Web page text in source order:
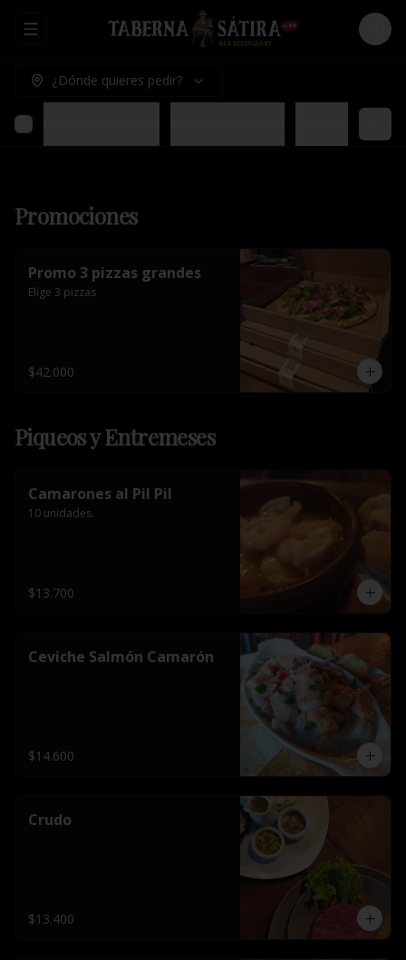
Abrir menu de navegación Login
¿Dónde quieres pedir?
Promociones
Promo 3 pizzas grandes
Elige 3 pizzas
$42.000
Piqueos y Entremeses
Camarones al Pil Pil
10 unidades.
$13.700
Ceviche Salmón Camarón
$14.600
Crudo
$13.400